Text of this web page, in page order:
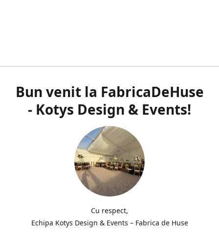
Bun venit la FabricaDeHuse
- Kotys Design & Events!
Cu respect,
Echipa Kotys Design & Events – Fabrica de Huse